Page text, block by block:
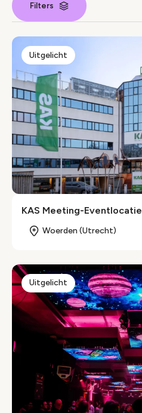
Filters
Locaties index
KAS Meeting-Eventlocatie
Woerden (Utrecht)
Uitgelicht
Uitgelicht